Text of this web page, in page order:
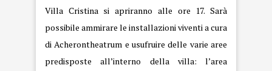
Villa Cristina si apriranno alle ore 17. Sarà
possibile ammirare le installazioni viventi a cura
di Acherontheatrum e usufruire delle varie aree
predisposte all’interno della villa: l’area